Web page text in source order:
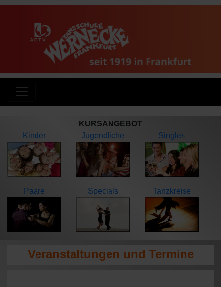
KURSANGEBOT
Kinder
Jugendliche Singles
Paare Specials Tanzkreise
Veranstaltungen und Termine